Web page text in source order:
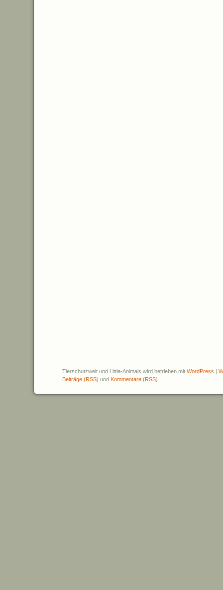
Tierschutzwelt und Little-Animals wird betrieben mit WordPress |
Beiträge (RSS) und Kommentare (RSS)